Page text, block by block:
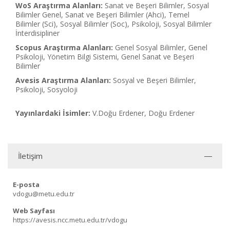
WoS Araştırma Alanları: Sanat ve Beşeri Bilimler, Sosyal
Bilimler Genel, Sanat ve Beşeri Bilimler (Ahci), Temel
Bilimler (Sci), Sosyal Bilimler (Soc), Psikoloji, Sosyal Bilimler
İnterdisipliner
Scopus Araştırma Alanları: Genel Sosyal Bilimler, Genel
Psikoloji, Yönetim Bilgi Sistemi, Genel Sanat ve Beşeri
Bilimler
Avesis Araştırma Alanları: Sosyal ve Beşeri Bilimler,
Psikoloji, Sosyoloji
Yayınlardaki İsimler: V.Doğu Erdener, Doğu Erdener
İletişim
E-posta
vdogu@metu.edu.tr
Web Sayfası
https://avesis.ncc.metu.edu.tr/vdogu